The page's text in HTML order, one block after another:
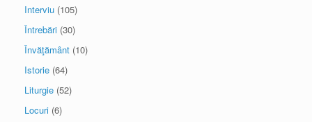
Interviu (105)
Întrebări (30)
Învăţământ (10)
Istorie (64)
Liturgie (52)
Locuri (6)